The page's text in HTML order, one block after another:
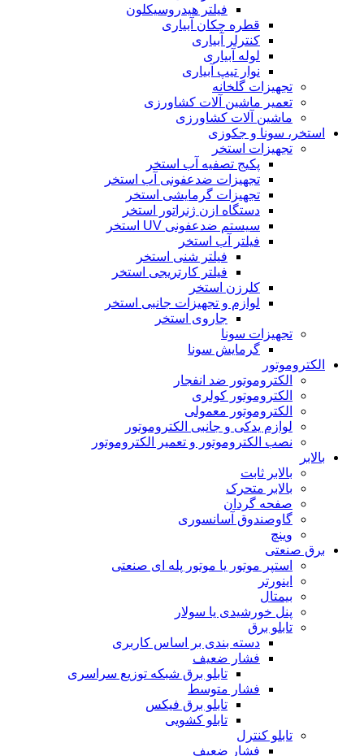
فیلتر هیدروسیکلون
قطره چکان آبیاری
کنترلر آبیاری
لوله آبیاری
نوار تیپ آبیاری
تجهیزات گلخانه
تعمیر ماشین آلات کشاورزی
ماشین آلات کشاورزی
استخر، سونا و جکوزی
تجهیزات استخر
پکیج تصفیه آب استخر
تجهیزات ضدعفونی آب استخر
تجهیزات گرمایشی استخر
دستگاه ازن ژنراتور استخر
سیستم ضدعفونی UV استخر
فیلتر آب استخر
فیلتر شنی استخر
فیلتر کارتریجی استخر
کلرزن استخر
لوازم و تجهیزات جانبی استخر
جاروی استخر
تجهیزات سونا
گرمایش سونا
الکتروموتور
الکتروموتور ضد انفجار
الکتروموتور کولری
الکتروموتور معمولی
لوازم یدکی و جانبی الکتروموتور
نصب الکتروموتور و تعمیر الکتروموتور
بالابر
بالابر ثابت
بالابر متحرک
صفحه گردان
گاوصندوق آسانسوری
وینچ
برق صنعتی
استپر موتور یا موتور پله ای صنعتی
اینورتر
بیمتال
پنل خورشیدی یا سولار
تابلو برق
دسته بندی بر اساس کاربری
فشار ضعیف
تابلو برق شبکه توزیع سراسری
فشار متوسط
تابلو برق فیکس
تابلو کشویی
تابلو کنترل
فشار ضعیف